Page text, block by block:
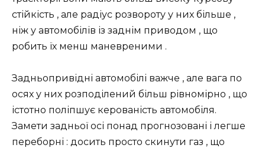
стійкість , але радіус розвороту у них більше ,
ніж у автомобілів із заднім приводом , що
робить їх менш маневреними .
Задньопривідні автомобілі важче , але вага по
осях у них розподілений більш рівномірно , що
істотно поліпшує керованість автомобіля.
Замети задньої осі понад прогнозовані і легше
переборні : досить просто скинути газ , що